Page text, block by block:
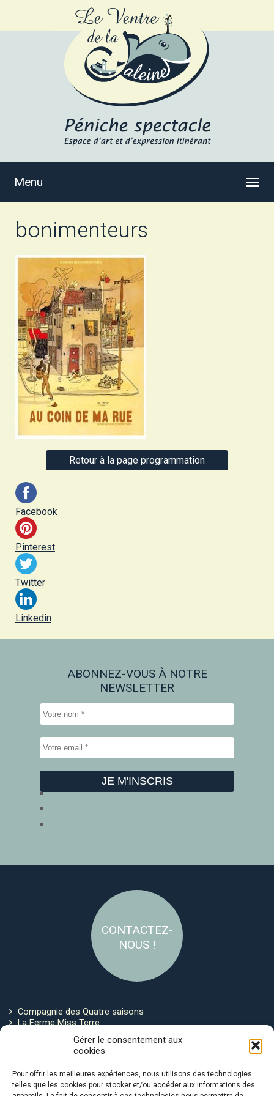
Gérer le consentement aux
cookies
Pour offrir les meilleures expériences, nous utilisons des technologies
telles que les cookies pour stocker et/ou accéder aux informations des
Menu
bonimenteurs
Retour à la page programmation
Facebook
Pinterest
Twitter
Linkedin
ABONNEZ-VOUS À NOTRE
NEWSLETTER
CONTACTEZ-
NOUS !
Compagnie des Quatre saisons
La Ferme Miss Terre
Politique de cookies